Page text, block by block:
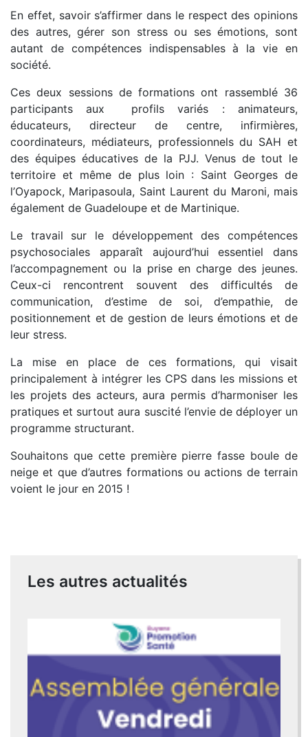
En effet, savoir s’affirmer dans le respect des opinions
des autres, gérer son stress ou ses émotions, sont
autant de compétences indispensables à la vie en
société.
Ces deux sessions de formations ont rassemblé 36
participants aux profils variés : animateurs,
éducateurs, directeur de centre, infirmières,
coordinateurs, médiateurs, professionnels du SAH et
des équipes éducatives de la PJJ. Venus de tout le
territoire et même de plus loin : Saint Georges de
l’Oyapock, Maripasoula, Saint Laurent du Maroni, mais
également de Guadeloupe et de Martinique.
Le travail sur le développement des compétences
psychosociales apparaît aujourd’hui essentiel dans
l’accompagnement ou la prise en charge des jeunes.
Ceux-ci rencontrent souvent des difficultés de
communication, d’estime de soi, d’empathie, de
positionnement et de gestion de leurs émotions et de
leur stress.
La mise en place de ces formations, qui visait
principalement à intégrer les CPS dans les missions et
les projets des acteurs, aura permis d’harmoniser les
pratiques et surtout aura suscité l’envie de déployer un
programme structurant.
Souhaitons que cette première pierre fasse boule de
neige et que d’autres formations ou actions de terrain
voient le jour en 2015 !
Les autres actualités